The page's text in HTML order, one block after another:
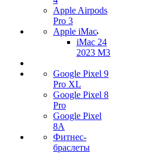
Apple Airpods
Pro 3
Apple iMac
iMac 24
2023 M3
Google Pixel 9
Pro XL
Google Pixel 8
Pro
Google Pixel
8A
Фитнес-
браслеты